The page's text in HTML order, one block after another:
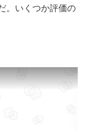
。いくつか評価の